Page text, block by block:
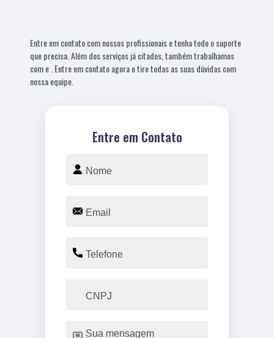
Entre em contato com nossos profissionais e tenha todo o suporte
que precisa. Além dos serviços já citados, também trabalhamos
com e . Entre em contato agora e tire todas as suas dúvidas com
nossa equipe.
Entre em Contato